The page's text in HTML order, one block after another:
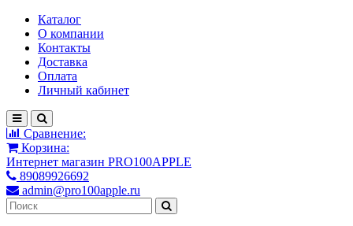
Каталог
О компании
Контакты
Доставка
Оплата
Личный кабинет
Сравнение:
Корзина:
Интернет магазин PRO100APPLE
89089926692
admin@pro100apple.ru